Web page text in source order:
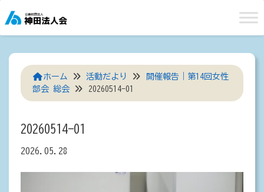
to
content
ホーム 活動だより
開催報告｜第14回女性
部会 総会
20260514-01
20260514-01
2026.05.28